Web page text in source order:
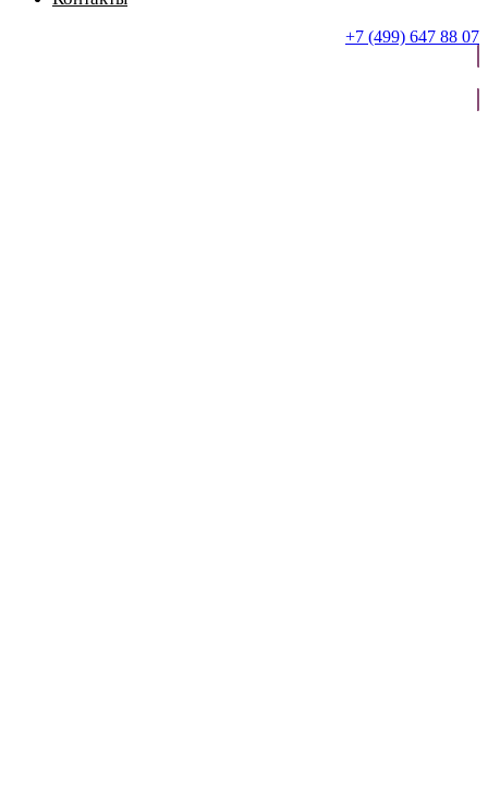
+7 (499) 647 88 07